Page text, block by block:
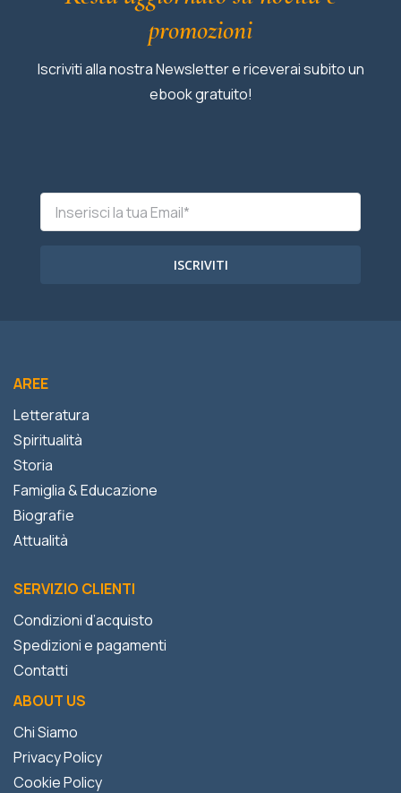
promozioni
Iscriviti alla nostra Newsletter e riceverai subito un
ebook gratuito!
ISCRIVITI
AREE
Letteratura
Spiritualità
Storia
Famiglia & Educazione
Biografie
Attualità
SERVIZIO CLIENTI
Condizioni d’acquisto
Spedizioni e pagamenti
Contatti
ABOUT US
Chi Siamo
Privacy Policy
Cookie Policy